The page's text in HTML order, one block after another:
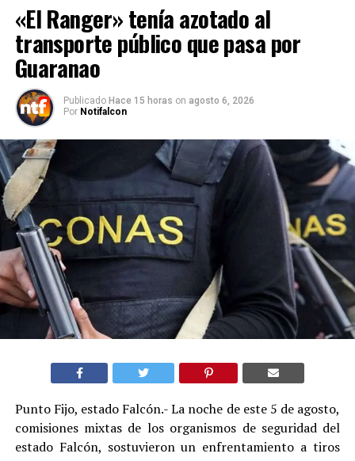
«El Ranger» tenía azotado al
transporte público que pasa por
Guaranao
Publicado Hace 15 horas on agosto 6, 2026
Por Notifalcon
Punto Fijo, estado Falcón.- La noche de este 5 de agosto,
comisiones mixtas de los organismos de seguridad del
estado Falcón, sostuvieron un enfrentamiento a tiros